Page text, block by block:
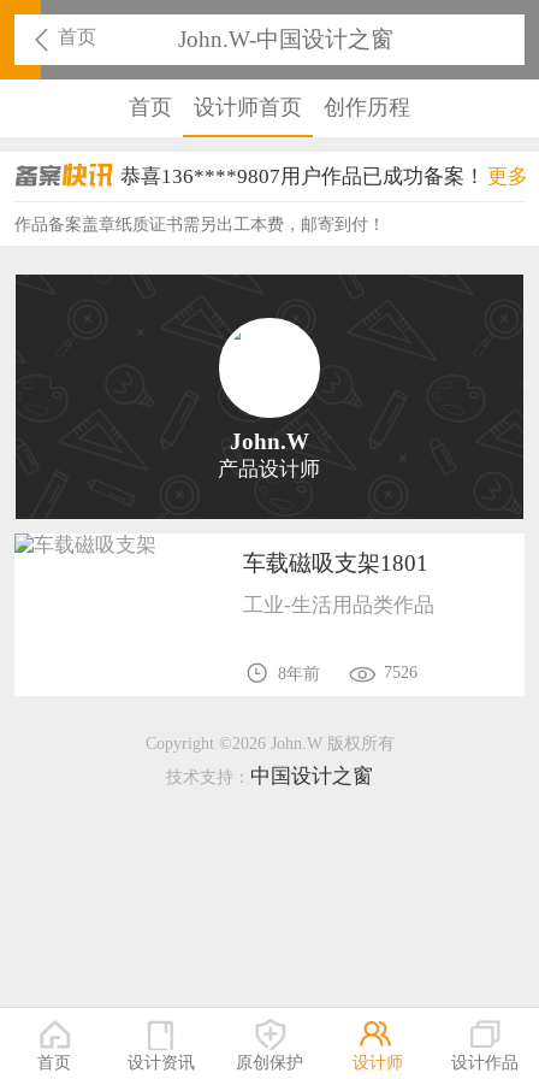
首页 John.W-中国设计之窗
首页 设计师首页 创作历程
恭喜136****9807用户作品已成功备案！
恭喜159****4930用户作品已成功备案！
恭喜150****6483用户作品已成功备案！
恭喜131****2473用户作品已成功备案！
恭喜159****4201用户作品已成功备案！
恭喜133****6466用户作品已成功备案！
恭喜131****1475用户作品已成功备案！
恭喜133****8874用户作品已成功备案！
恭喜138****8638用户作品已成功备案！
恭喜133****9020用户作品已成功备案！
更多
作品备案盖章纸质证书需另出工本费，邮寄到付！
John.W
产品设计师
车载磁吸支架1801
工业-生活用品类作品
8年前 7526
Copyright ©2026 John.W 版权所有
技术支持： 中国设计之窗
首页 设计资讯 原创保护 设计师 设计作品